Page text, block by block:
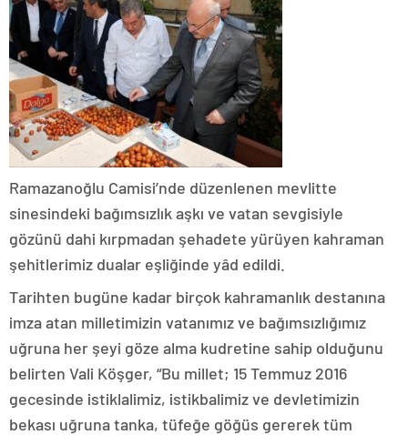
Ramazanoğlu Camisi’nde düzenlenen mevlitte
sinesindeki bağımsızlık aşkı ve vatan sevgisiyle
gözünü dahi kırpmadan şehadete yürüyen kahraman
şehitlerimiz dualar eşliğinde yâd edildi.
Tarihten bugüne kadar birçok kahramanlık destanına
imza atan milletimizin vatanımız ve bağımsızlığımız
uğruna her şeyi göze alma kudretine sahip olduğunu
belirten Vali Köşger, “Bu millet; 15 Temmuz 2016
gecesinde istiklalimiz, istikbalimiz ve devletimizin
bekası uğruna tanka, tüfeğe göğüs gererek tüm